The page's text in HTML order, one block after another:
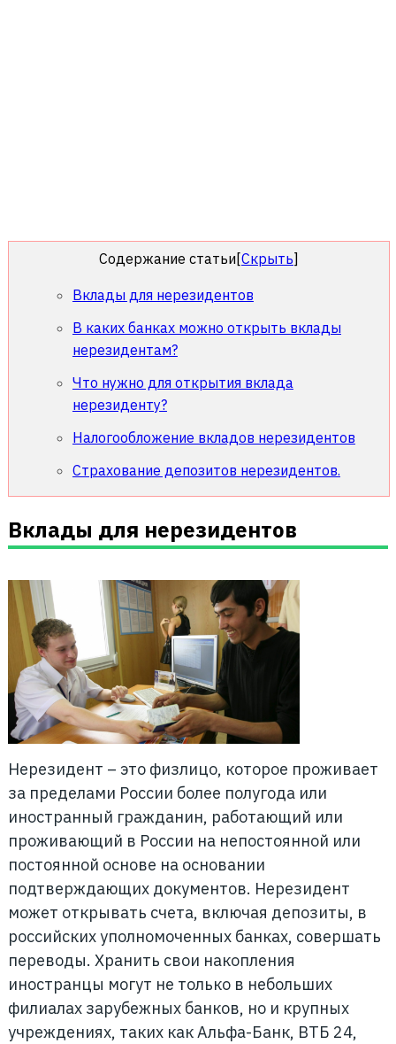
Содержание статьи [Скрыть]
Вклады для нерезидентов
В каких банках можно открыть вклады
нерезидентам?
Что нужно для открытия вклада
нерезиденту?
Налогообложение вкладов нерезидентов
Страхование депозитов нерезидентов.
Вклады для нерезидентов
Нерезидент – это физлицо, которое проживает
за пределами России более полугода или
иностранный гражданин, работающий или
проживающий в России на непостоянной или
постоянной основе на основании
подтверждающих документов. Нерезидент
может открывать счета, включая депозиты, в
российских уполномоченных банках, совершать
переводы. Хранить свои накопления
иностранцы могут не только в небольших
филиалах зарубежных банков, но и крупных
учреждениях, таких как Альфа-Банк, ВТБ 24,